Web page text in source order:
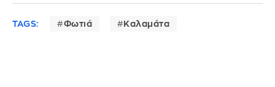
TAGS: Φωτιά Καλαμάτα